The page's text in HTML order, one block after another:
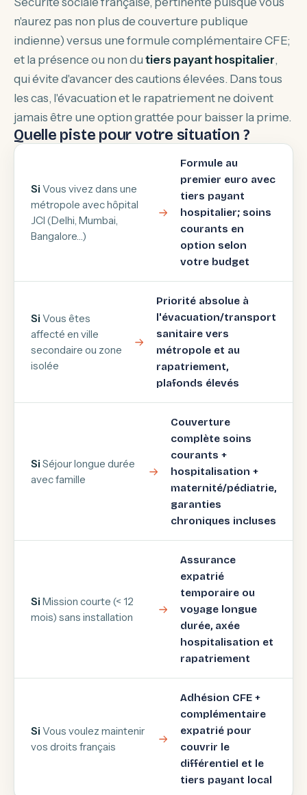
n'aurez pas non plus de couverture publique
indienne) versus une formule complémentaire CFE;
et la présence ou non du tiers payant hospitalier,
qui évite d'avancer des cautions élevées. Dans tous
les cas, l'évacuation et le rapatriement ne doivent
jamais être une option grattée pour baisser la prime.
Quelle piste pour votre situation ?
Si Vous vivez dans une
métropole avec hôpital
JCI (Delhi, Mumbai,
Bangalore…)
Formule au
premier euro avec
tiers payant
hospitalier; soins
courants en
option selon
votre budget
Si Vous êtes
affecté en ville
secondaire ou zone
isolée
Priorité absolue à
l'évacuation/transport
sanitaire vers
métropole et au
rapatriement,
plafonds élevés
Si Séjour longue durée
avec famille
Couverture
complète soins
courants +
hospitalisation +
maternité/pédiatrie,
garanties
chroniques incluses
Si Mission courte (< 12
mois) sans installation
Assurance
expatrié
temporaire ou
voyage longue
durée, axée
hospitalisation et
rapatriement
Si Vous voulez maintenir
vos droits français
Adhésion CFE +
complémentaire
expatrié pour
couvrir le
différentiel et le
tiers payant local